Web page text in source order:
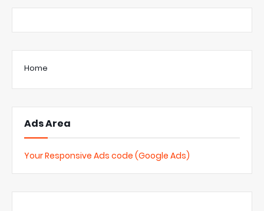
Home
Ads Area
Your Responsive Ads code (Google Ads)